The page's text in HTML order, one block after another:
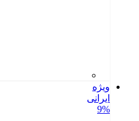
ویژه
ایرانی
9%